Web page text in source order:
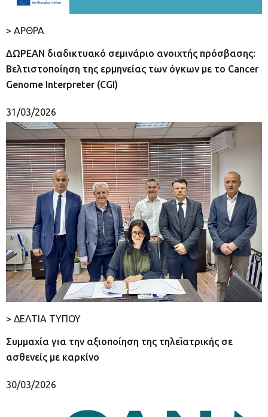
> ΑΡΘΡΑ
ΔΩΡΕΑΝ διαδικτυακό σεμινάριο ανοιχτής πρόσβασης:
Βελτιστοποίηση της ερμηνείας των όγκων με το Cancer
Genome Interpreter (CGI)
31/03/2026
> ΔΕΛΤΙΑ ΤΥΠΟΥ
Συμμαχία για την αξιοποίηση της τηλεϊατρικής σε
ασθενείς με καρκίνο
30/03/2026